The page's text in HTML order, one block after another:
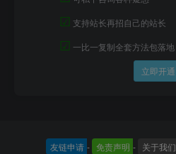
☑ 支持站长再招自己的站长
☑ 一比一复制全套方法包落地
立即开通
友链申请 - 免责声明 - 关于我们